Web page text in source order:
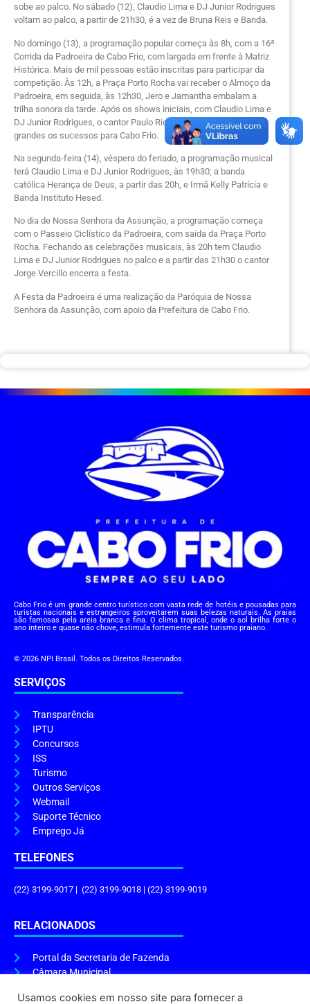
sobe ao palco. No sábado (12), Claudio Lima e DJ Junior Rodrigues
voltam ao palco, a partir de 21h30, é a vez de Bruna Reis e Banda.
No domingo (13), a programação popular começa às 8h, com a 16ª
Corrida da Padroeira de Cabo Frio, com largada em frente à Matriz
Histórica. Mais de mil pessoas estão inscritas para participar da
competição. Às 12h, a Praça Porto Rocha vai receber o Almoço da
Padroeira, em seguida, às 12h30, Jero e Jamantha embalam a
trilha sonora da tarde. Após os shows iniciais, com Claudio Lima e
DJ Junior Rodrigues, o cantor Paulo Ricardo, ex- RPM, trará
grandes os sucessos para Cabo Frio.
Na segunda-feira (14), véspera do feriado, a programação musical
terá Claudio Lima e DJ Junior Rodrigues, às 19h30; a banda
católica Herança de Deus, a partir das 20h, e Irmã Kelly Patrícia e
Banda Instituto Hesed.
No dia de Nossa Senhora da Assunção, a programação começa
com o Passeio Ciclístico da Padroeira, com saída da Praça Porto
Rocha. Fechando as celebrações musicais, às 20h tem Claudio
Lima e DJ Junior Rodrigues no palco e a partir das 21h30 o cantor
Jorge Vercillo encerra a festa.
A Festa da Padroeira é uma realização da Paróquia de Nossa
Senhora da Assunção, com apoio da Prefeitura de Cabo Frio.
Cabo Frio é um grande centro turístico com vasta rede de hotéis e pousadas para
turistas nacionais e estrangeiros aproveitarem suas belezas naturais. As praias
são famosas pela areia branca e fina. O clima tropical, onde o sol brilha forte o
ano inteiro e quase não chove, estimula fortemente este turismo praiano.
© 2026 NPI Brasil. Todos os Direitos Reservados.
SERVIÇOS
Transparência
IPTU
Concursos
ISS
Turismo
Outros Serviços
Webmail
Suporte Técnico
Emprego Já
TELEFONES
(22) 3199-9017 | (22) 3199-9018 | (22) 3199-9019
RELACIONADOS
Portal da Secretaria de Fazenda
Câmara Municipal
Usamos cookies em nosso site para fornecer a